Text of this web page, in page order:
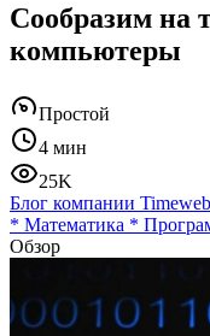
Сообразим на
компьютеры
Простой
4 мин
25K
Блог компании
* Математика *
Обзор